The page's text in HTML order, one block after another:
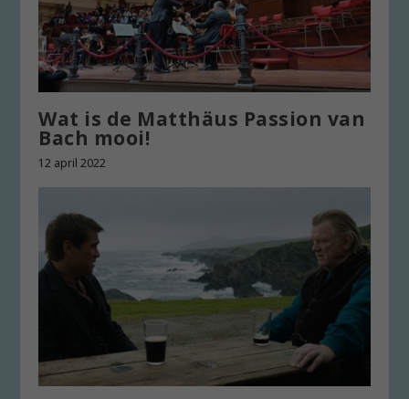
Wat is de Matthäus Passion van
Bach mooi!
12 april 2022